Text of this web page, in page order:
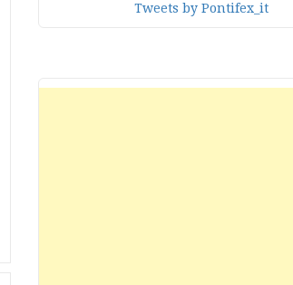
Tweets by Pontifex_it